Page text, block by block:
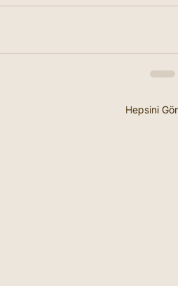
Hepsini Gör